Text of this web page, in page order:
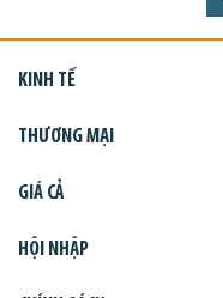
KINH TẾ
THƯƠNG MẠI
GIÁ CẢ
HỘI NHẬP